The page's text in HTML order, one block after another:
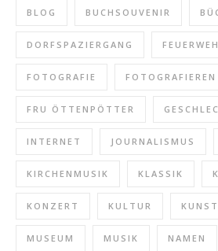
BLOG BUCHSOUVENIR
DORFSPAZIERGANG
FOTOGRAFIE FOTOGRAFIEREN
FRU ÖTTENPÖTTER
INTERNET JOURNALISMUS
KIRCHENMUSIK KLASSIK
KONZERT KULTUR KUNST
MUSEUM MUSIK NAMEN